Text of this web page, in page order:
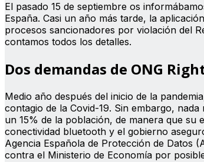
El pasado 15 de septiembre os
España. Casi un año más tarde, la
procesos sancionadores por violación del
contamos todos los detalles.
Dos demandas de ONG
Medio año después del inicio de la
contagio de la Covid-19. Sin embargo,
un 15% de la población, de manera que su
conectividad bluetooth y el gobierno
Agencia Española de Protección de Datos
contra el Ministerio de Economía por